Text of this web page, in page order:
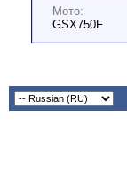
Мото:
GSX750F